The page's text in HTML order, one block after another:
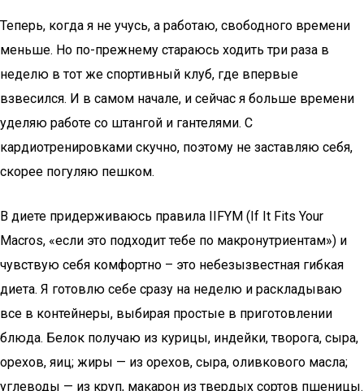
Теперь, когда я не учусь, а работаю, свободного времени
меньше. Но по-прежнему стараюсь ходить три раза в
неделю в тот же спортивный клуб, где впервые
взвесился. И в самом начале, и сейчас я больше времени
уделяю работе со штангой и гантелями. С
кардиотренировками скучно, поэтому не заставляю себя,
скорее погуляю пешком.
В диете придерживаюсь правила IIFYM (If It Fits Your
Macros, «если это подходит тебе по макронутриентам») и
чувствую себя комфортно – это небезызвестная гибкая
диета. Я готовлю себе сразу на неделю и раскладываю
все в контейнеры, выбирая простые в приготовлении
блюда. Белок получаю из курицы, индейки, творога, сыра,
орехов, яиц; жиры — из орехов, сыра, оливкового масла;
углеводы — из круп, макарон из твердых сортов пшеницы.